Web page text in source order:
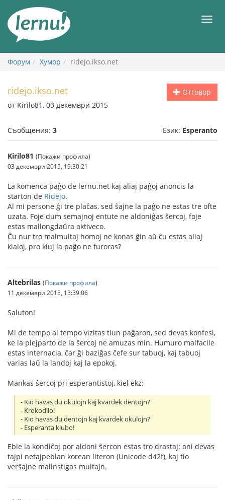
съдържанието
Форум Хумор ridejo.ikso.net
Отговор
ridejo.ikso.net
от Kirilo81, 03 декември 2015
Съобщения: 3 Език: Esperanto
Kirilo81 (Покажи профила)
03 декември 2015, 19:30:21
La komenca paĝo de lernu.net kaj aliaj paĝoj anoncis la
starton de Ridejo.
Al mi persone ĝi tre plaĉas, sed ŝajne la paĝo ne estas tre ofte
uzata. Foje dum semajnoj entute ne aldoniĝas ŝercoj, foje
estas mallongdaŭra aktiveco.
Ĉu nur tro malmultaj homoj ne konas ĝin aŭ ĉu estas aliaj
kialoj, pro kiuj la paĝo ne furoras?
Altebrilas (Покажи профила)
11 декември 2015, 13:39:06
Saluton!
Mi de tempo al tempo vizitas tiun paĝaron, sed devas konfesi,
ke la plejparto de la ŝercoj ne amuzas min. Humuro malfacile
estas internacia, ĉar ĝi baziĝas ĉefe sur tabuoj, kaj tabuoj
varias laŭ la landoj kaj la epokoj.
Mankas ŝercoj pri esperantistoj, kiel ekz:
- Kio havas du okulojn kaj kvardek dentojn?
- Krokodilo!
- Kio havas du dentojn kaj kvardek okulojn?
- Esperanta klubo!
Eble la kondiĉoj por aldoni ŝercon estas tro drastaj: oni devas
tajpi netajpeblan korean literon (Unicode d42f), kaj tio
verŝajne malinstigas multajn.